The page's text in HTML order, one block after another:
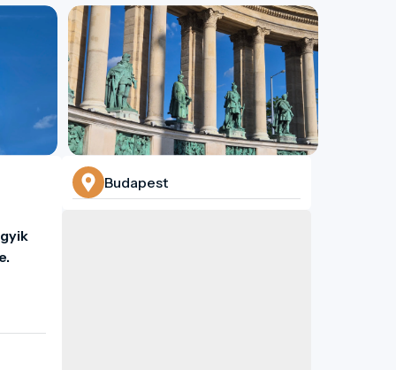
Budapest